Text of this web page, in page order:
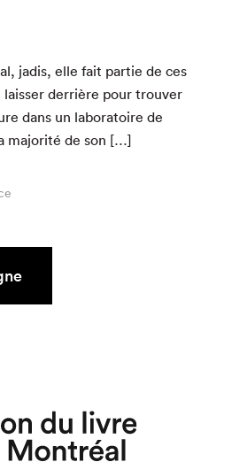
jadis, elle fait par­tie de ces
der­rière pour trou­ver
dans un lab­o­ra­toire de
majorité de son […]